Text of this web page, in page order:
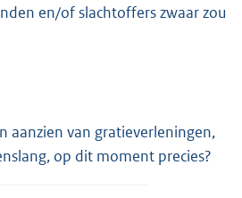
en/of slachtoffers zwaar zou
aanzien van gratieverleningen,
op dit moment precies?